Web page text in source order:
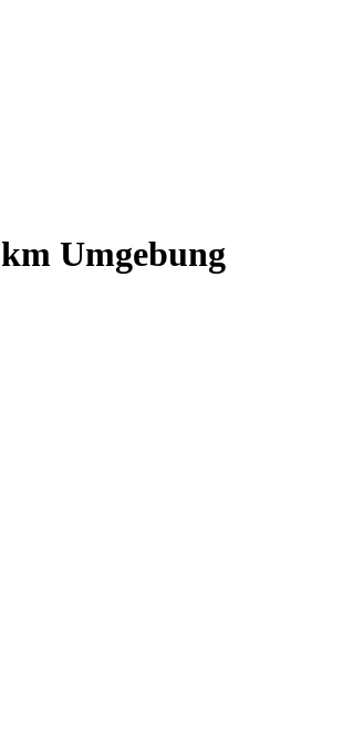
km Umgebung